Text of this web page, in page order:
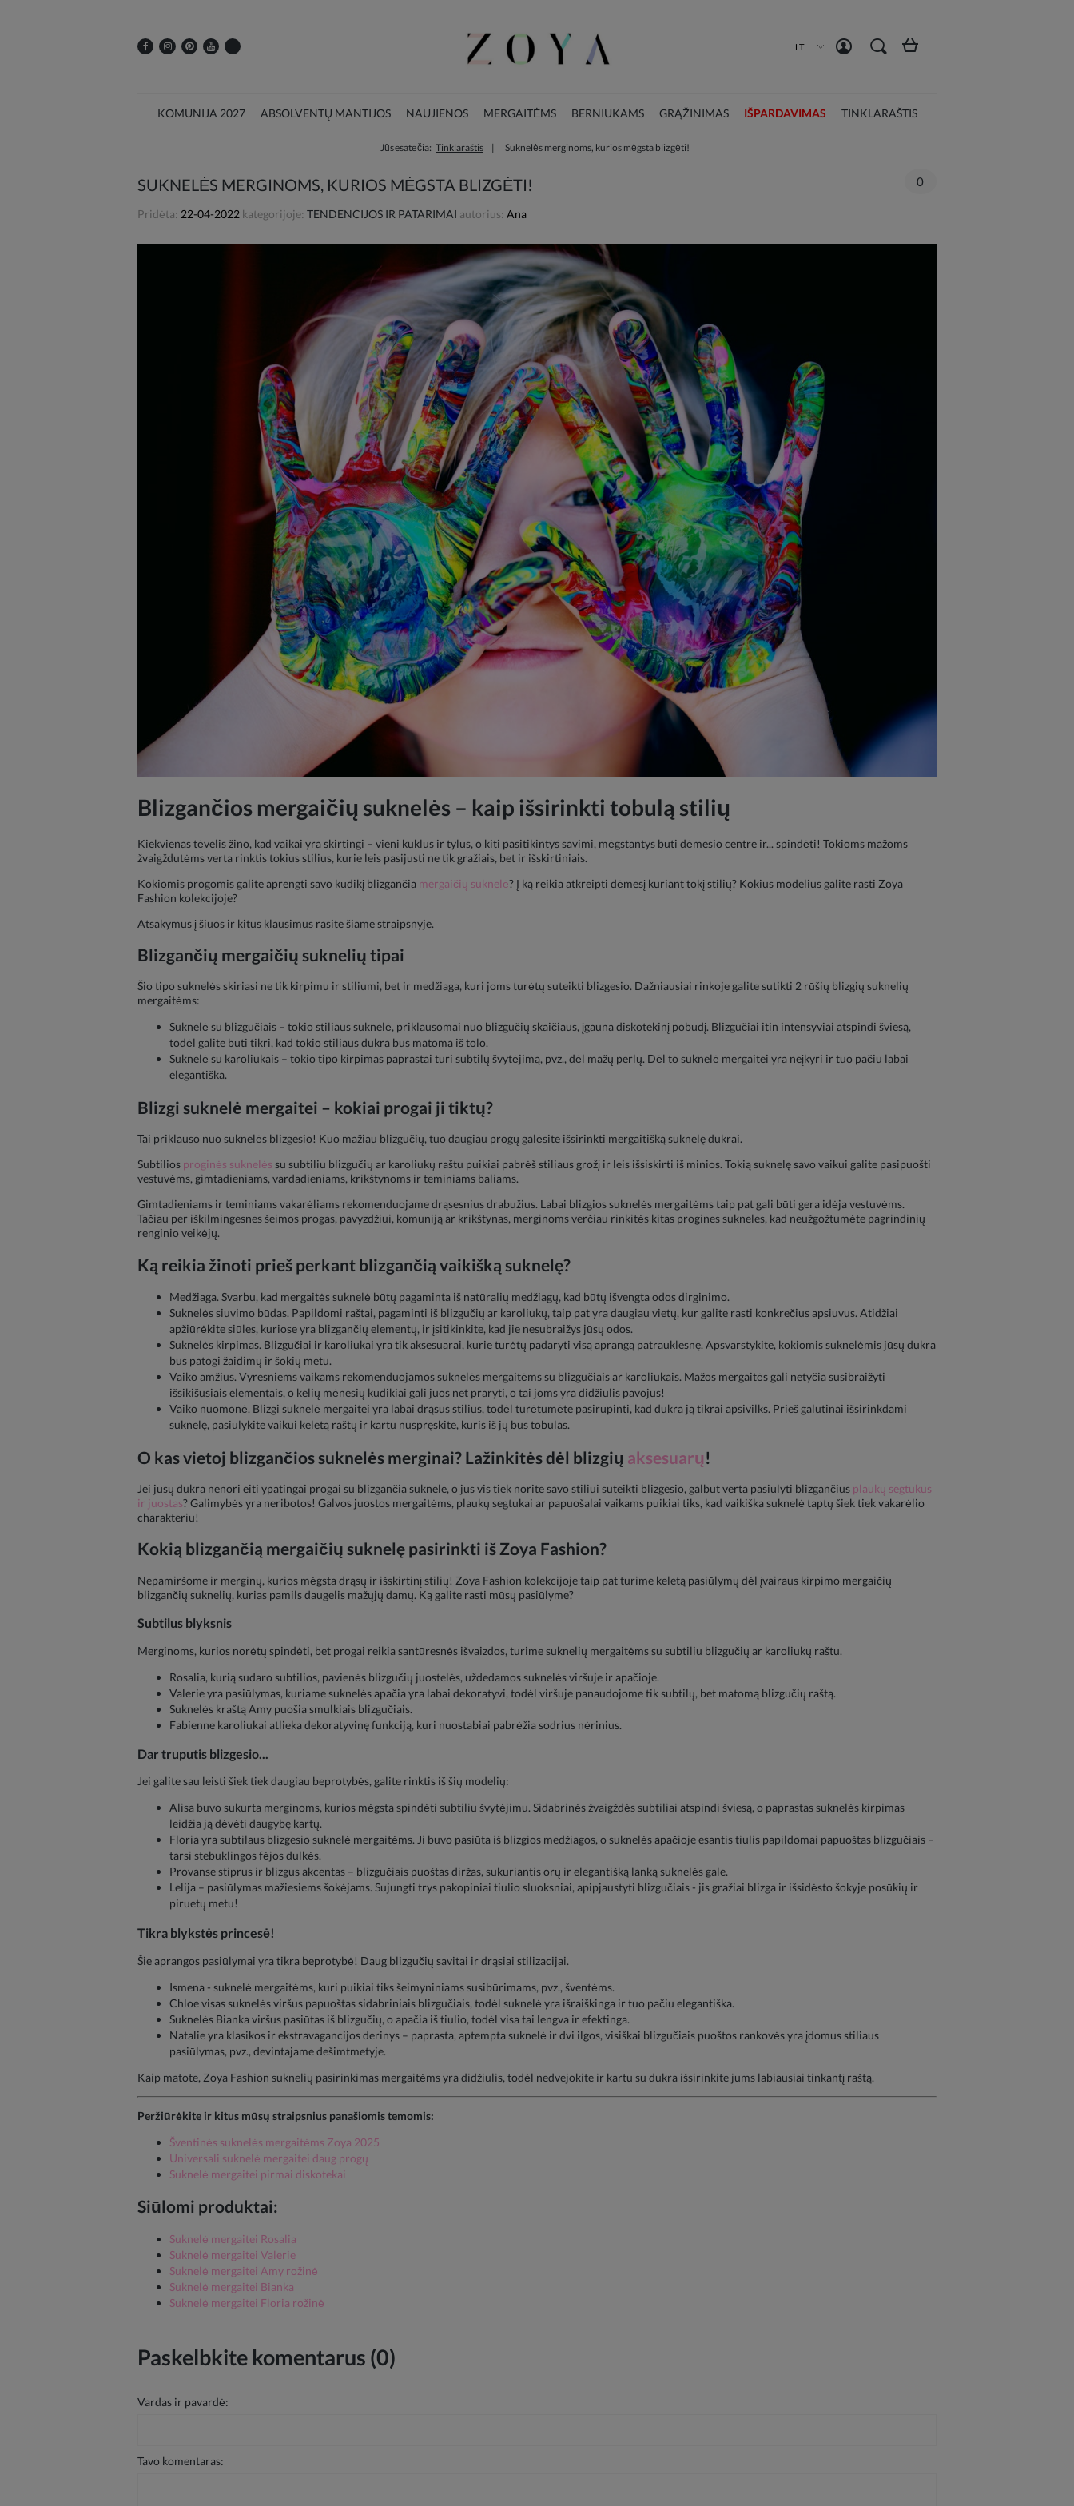
LT
KOMUNIJA 2027 ABSOLVENTŲ MANTIJOS NAUJIENOS MERGAITĖMS BERNIUKAMS GRĄŽINIMAS IŠPARDAVIMAS TINKLARAŠTIS
Jūs esate čia: Tinklaraštis Suknelės merginoms, kurios mėgsta blizgėti!
SUKNELĖS MERGINOMS, KURIOS MĖGSTA BLIZGĖTI! 0
Pridėta: 22-04-2022 kategorijoje: TENDENCIJOS IR PATARIMAI autorius: Ana
Blizgančios mergaičių suknelės – kaip išsirinkti tobulą stilių
Kiekvienas tėvelis žino, kad vaikai yra skirtingi – vieni kuklūs ir tylūs, o kiti pasitikintys savimi, mėgstantys būti dėmesio centre ir... spindėti! Tokioms mažoms
žvaigždutėms verta rinktis tokius stilius, kurie leis pasijusti ne tik gražiais, bet ir išskirtiniais.
Kokiomis progomis galite aprengti savo kūdikį blizgančia mergaičių suknelė? Į ką reikia atkreipti dėmesį kuriant tokį stilių? Kokius modelius galite rasti Zoya
Fashion kolekcijoje?
Atsakymus į šiuos ir kitus klausimus rasite šiame straipsnyje.
Blizgančių mergaičių suknelių tipai
Šio tipo suknelės skiriasi ne tik kirpimu ir stiliumi, bet ir medžiaga, kuri joms turėtų suteikti blizgesio. Dažniausiai rinkoje galite sutikti 2 rūšių blizgių suknelių
mergaitėms:
Suknelė su blizgučiais – tokio stiliaus suknelė, priklausomai nuo blizgučių skaičiaus, įgauna diskotekinį pobūdį. Blizgučiai itin intensyviai atspindi šviesą,
todėl galite būti tikri, kad tokio stiliaus dukra bus matoma iš tolo.
Suknelė su karoliukais – tokio tipo kirpimas paprastai turi subtilų švytėjimą, pvz., dėl mažų perlų. Dėl to suknelė mergaitei yra neįkyri ir tuo pačiu labai
elegantiška.
Blizgi suknelė mergaitei – kokiai progai ji tiktų?
Tai priklauso nuo suknelės blizgesio! Kuo mažiau blizgučių, tuo daugiau progų galėsite išsirinkti mergaitišką suknelę dukrai.
Subtilios proginės suknelės su subtiliu blizgučių ar karoliukų raštu puikiai pabrėš stiliaus grožį ir leis išsiskirti iš minios. Tokią suknelę savo vaikui galite pasipuošti
vestuvėms, gimtadieniams, vardadieniams, krikštynoms ir teminiams baliams.
Gimtadieniams ir teminiams vakarėliams rekomenduojame drąsesnius drabužius. Labai blizgios suknelės mergaitėms taip pat gali būti gera idėja vestuvėms.
Tačiau per iškilmingesnes šeimos progas, pavyzdžiui, komuniją ar krikštynas, merginoms verčiau rinkitės kitas progines sukneles, kad neužgožtumėte pagrindinių
renginio veikėjų.
Ką reikia žinoti prieš perkant blizgančią vaikišką suknelę?
Medžiaga. Svarbu, kad mergaitės suknelė būtų pagaminta iš natūralių medžiagų, kad būtų išvengta odos dirginimo.
Suknelės siuvimo būdas. Papildomi raštai, pagaminti iš blizgučių ar karoliukų, taip pat yra daugiau vietų, kur galite rasti konkrečius apsiuvus. Atidžiai
apžiūrėkite siūles, kuriose yra blizgančių elementų, ir įsitikinkite, kad jie nesubraižys jūsų odos.
Suknelės kirpimas. Blizgučiai ir karoliukai yra tik aksesuarai, kurie turėtų padaryti visą aprangą patrauklesnę. Apsvarstykite, kokiomis suknelėmis jūsų dukra
bus patogi žaidimų ir šokių metu.
Vaiko amžius. Vyresniems vaikams rekomenduojamos suknelės mergaitėms su blizgučiais ar karoliukais. Mažos mergaitės gali netyčia susibraižyti
išsikišusiais elementais, o kelių mėnesių kūdikiai gali juos net praryti, o tai joms yra didžiulis pavojus!
Vaiko nuomonė. Blizgi suknelė mergaitei yra labai drąsus stilius, todėl turėtumėte pasirūpinti, kad dukra ją tikrai apsivilks. Prieš galutinai išsirinkdami
suknelę, pasiūlykite vaikui keletą raštų ir kartu nuspręskite, kuris iš jų bus tobulas.
O kas vietoj blizgančios suknelės merginai? Lažinkitės dėl blizgių aksesuarų!
Jei jūsų dukra nenori eiti ypatingai progai su blizgančia suknele, o jūs vis tiek norite savo stiliui suteikti blizgesio, galbūt verta pasiūlyti blizgančius plaukų segtukus
ir juostas? Galimybės yra neribotos! Galvos juostos mergaitėms, plaukų segtukai ar papuošalai vaikams puikiai tiks, kad vaikiška suknelė taptų šiek tiek vakarėlio
charakteriu!
Kokią blizgančią mergaičių suknelę pasirinkti iš Zoya Fashion?
Nepamiršome ir merginų, kurios mėgsta drąsų ir išskirtinį stilių! Zoya Fashion kolekcijoje taip pat turime keletą pasiūlymų dėl įvairaus kirpimo mergaičių
blizgančių suknelių, kurias pamils daugelis mažųjų damų. Ką galite rasti mūsų pasiūlyme?
Subtilus blyksnis
Merginoms, kurios norėtų spindėti, bet progai reikia santūresnės išvaizdos, turime suknelių mergaitėms su subtiliu blizgučių ar karoliukų raštu.
Rosalia, kurią sudaro subtilios, pavienės blizgučių juostelės, uždedamos suknelės viršuje ir apačioje.
Valerie yra pasiūlymas, kuriame suknelės apačia yra labai dekoratyvi, todėl viršuje panaudojome tik subtilų, bet matomą blizgučių raštą.
Suknelės kraštą Amy puošia smulkiais blizgučiais.
Fabienne karoliukai atlieka dekoratyvinę funkciją, kuri nuostabiai pabrėžia sodrius nėrinius.
Dar truputis blizgesio...
Jei galite sau leisti šiek tiek daugiau beprotybės, galite rinktis iš šių modelių:
Alisa buvo sukurta merginoms, kurios mėgsta spindėti subtiliu švytėjimu. Sidabrinės žvaigždės subtiliai atspindi šviesą, o paprastas suknelės kirpimas
leidžia ją dėvėti daugybę kartų.
Floria yra subtilaus blizgesio suknelė mergaitėms. Ji buvo pasiūta iš blizgios medžiagos, o suknelės apačioje esantis tiulis papildomai papuoštas blizgučiais –
tarsi stebuklingos fėjos dulkės.
Provanse stiprus ir blizgus akcentas – blizgučiais puoštas diržas, sukuriantis orų ir elegantišką lanką suknelės gale.
Lelija – pasiūlymas mažiesiems šokėjams. Sujungti trys pakopiniai tiulio sluoksniai, apipjaustyti blizgučiais - jis gražiai blizga ir išsidėsto šokyje posūkių ir
piruetų metu!
Tikra blykstės princesė!
Šie aprangos pasiūlymai yra tikra beprotybė! Daug blizgučių savitai ir drąsiai stilizacijai.
Ismena - suknelė mergaitėms, kuri puikiai tiks šeimyniniams susibūrimams, pvz., šventėms.
Chloe visas suknelės viršus papuoštas sidabriniais blizgučiais, todėl suknelė yra išraiškinga ir tuo pačiu elegantiška.
Suknelės Bianka viršus pasiūtas iš blizgučių, o apačia iš tiulio, todėl visa tai lengva ir efektinga.
Natalie yra klasikos ir ekstravagancijos derinys – paprasta, aptempta suknelė ir dvi ilgos, visiškai blizgučiais puoštos rankovės yra įdomus stiliaus
pasiūlymas, pvz., devintajame dešimtmetyje.
Kaip matote, Zoya Fashion suknelių pasirinkimas mergaitėms yra didžiulis, todėl nedvejokite ir kartu su dukra išsirinkite jums labiausiai tinkantį raštą.
Peržiūrėkite ir kitus mūsų straipsnius panašiomis temomis:
Šventinės suknelės mergaitėms Zoya 2025
Universali suknelė mergaitei daug progų
Suknelė mergaitei pirmai diskotekai
Siūlomi produktai:
Suknelė mergaitei Rosalia
Suknelė mergaitei Valerie
Suknelė mergaitei Amy rožinė
Suknelė mergaitei Bianka
Suknelė mergaitei Floria rožinė
Paskelbkite komentarus (0)
Vardas ir pavardė:
Tavo komentaras: